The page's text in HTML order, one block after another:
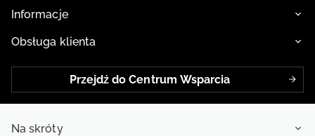
Informacje
Obsługa klienta
Przejdź do Centrum Wsparcia
Na skróty